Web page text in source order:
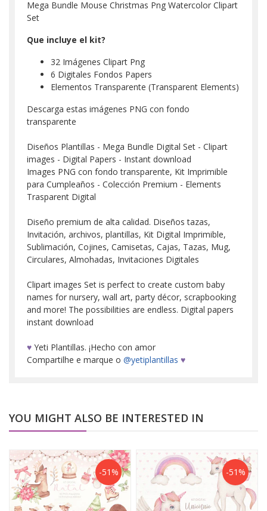
Mega Bundle Mouse Christmas Png Watercolor Clipart
Set
Que incluye el kit?
32 Imágenes Clipart Png
6 Digitales Fondos Papers
Elementos Transparente (Transparent Elements)
Descarga estas imágenes PNG con fondo
transparente
Diseños Plantillas - Mega Bundle Digital Set - Clipart
images - Digital Papers - Instant download
Images PNG con fondo transparente, Kit Imprimible
para Cumpleaños - Colección Premium - Elements
Trasparent Digital
Diseño premium de alta calidad. Diseños tazas,
Invitación, archivos, plantillas, Kit Digital Imprimible,
Sublimación, Cojines, Camisetas, Cajas, Tazas, Mug,
Circulares, Almohadas, Invitaciones Digitales
Clipart images Set is perfect to create custom baby
names for nursery, wall art, party décor, scrapbooking
and more! The possibilities are endless. Digital papers
instant download
♥ Yeti Plantillas. ¡Hecho con amor
Compartilhe e marque o @yetiplantillas ♥
YOU MIGHT ALSO BE INTERESTED IN
-51% -51%